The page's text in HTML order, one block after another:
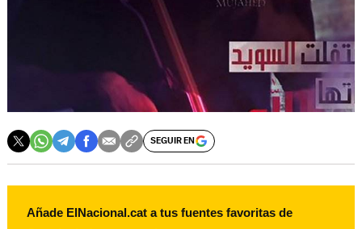
SEGUIR EN
Añade ElNacional.cat a tus fuentes favoritas de